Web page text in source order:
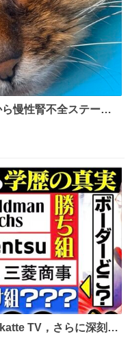
慢性腎不全ステージ2
になった… このままだ
嘘みたい…本当に嬉し
来た人にすごい顔され
TV，さらに深刻な